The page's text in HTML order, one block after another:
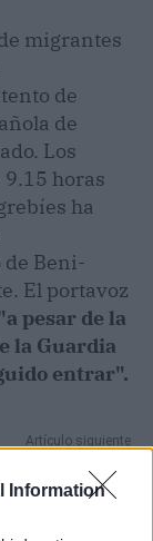
Information
migrantes
de
de
Los
horas
ha
Beni-
El portavoz
pesar de la
la Guardia
entrar".
Artículo siguiente
y 582 nuevos